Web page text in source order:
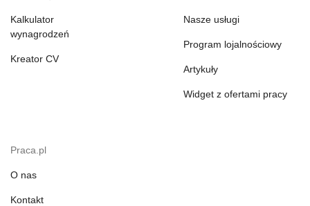
Kalkulator
wynagrodzeń
Kreator CV
Nasze usługi
Program lojalnościowy
Artykuły
Widget z ofertami pracy
Praca.pl
O nas
Kontakt